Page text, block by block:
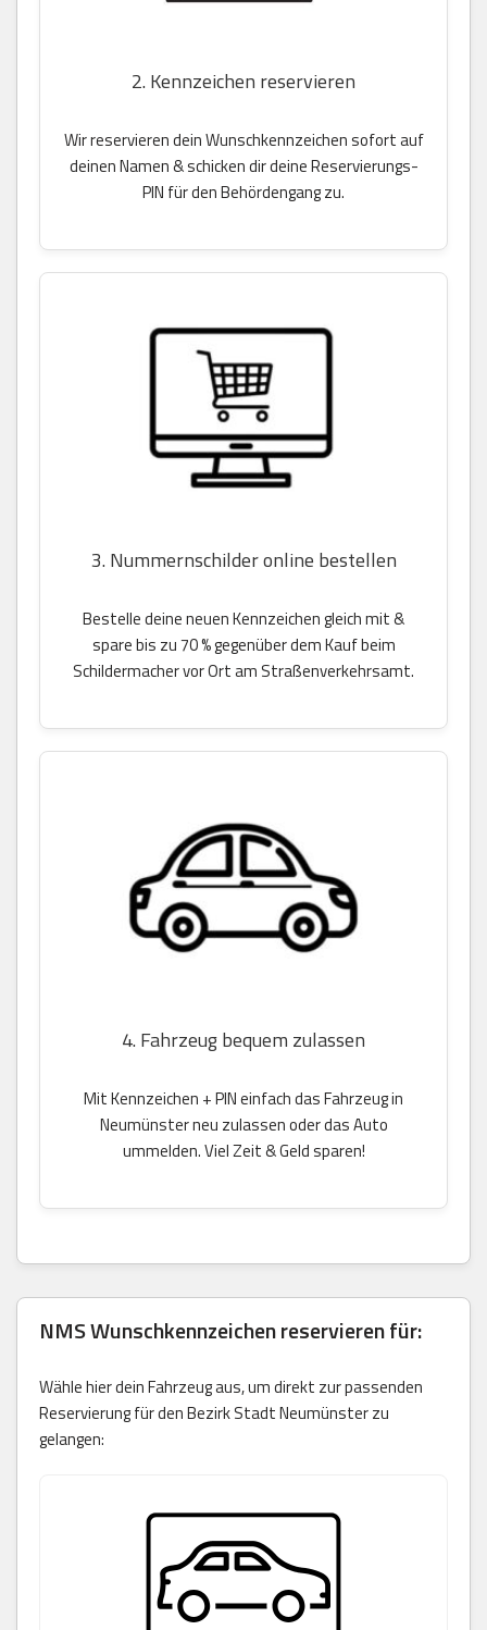
2. Kennzeichen reservieren
Wir reservieren dein Wunschkennzeichen sofort auf
deinen Namen & schicken dir deine Reservierungs-
PIN für den Behördengang zu.
3. Nummernschilder online bestellen
Bestelle deine neuen Kennzeichen gleich mit &
spare bis zu 70 % gegenüber dem Kauf beim
Schildermacher vor Ort am Straßenverkehrsamt.
4. Fahrzeug bequem zulassen
Mit Kennzeichen + PIN einfach das Fahrzeug in
Neumünster neu zulassen oder das Auto
ummelden. Viel Zeit & Geld sparen!
NMS Wunschkennzeichen reservieren für:
Wähle hier dein Fahrzeug aus, um direkt zur passenden
Reservierung für den Bezirk Stadt Neumünster zu
gelangen: